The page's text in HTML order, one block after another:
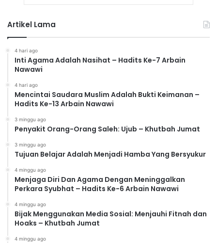
Artikel Lama
4 hari ago
Inti Agama Adalah Nasihat – Hadits Ke-7 Arbain
Nawawi
4 hari ago
Mencintai Saudara Muslim Adalah Bukti Keimanan –
Hadits Ke-13 Arbain Nawawi
3 minggu ago
Penyakit Orang-Orang Saleh: Ujub – Khutbah Jumat
3 minggu ago
Tujuan Belajar Adalah Menjadi Hamba Yang Bersyukur
4 minggu ago
Menjaga Diri Dan Agama Dengan Meninggalkan
Perkara Syubhat – Hadits Ke-6 Arbain Nawawi
4 minggu ago
Bijak Menggunakan Media Sosial: Menjauhi Fitnah dan
Hoaks – Khutbah Jumat
4 minggu ago